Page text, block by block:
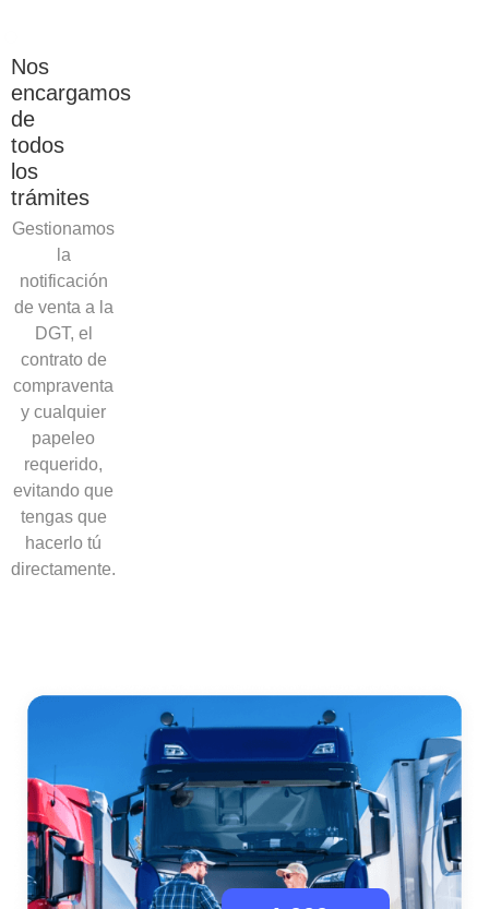
Nos
encargamos
de
todos
los
trámites
Gestionamos
la
notificación
de venta a la
DGT, el
contrato de
compraventa
y cualquier
papeleo
requerido,
evitando que
tengas que
hacerlo tú
directamente.